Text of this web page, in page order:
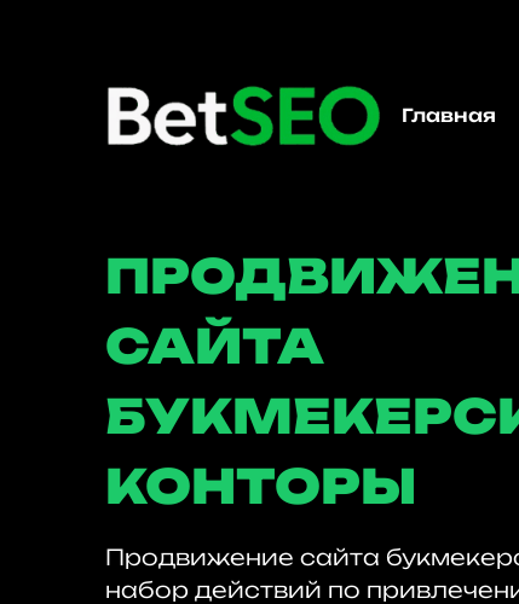
Главная
САЙТА
КОНТОРЫ
Продвижение сайта
набор действий по